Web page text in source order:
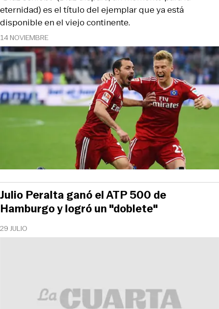
14 NOVIEMBRE
eternidad) es el título del ejemplar que ya está
disponible en el viejo continente.
29 JULIO
Julio Peralta ganó el ATP 500 de
Hamburgo y logró un "doblete"